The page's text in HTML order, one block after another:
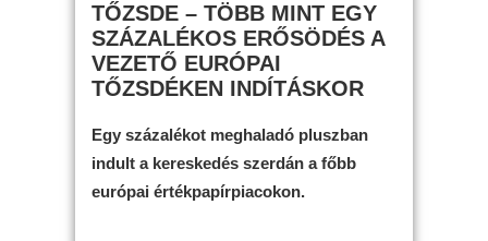
TŐZSDE – TÖBB MINT EGY
SZÁZALÉKOS ERŐSÖDÉS A
VEZETŐ EURÓPAI
TŐZSDÉKEN INDÍTÁSKOR
Egy százalékot meghaladó pluszban
indult a kereskedés szerdán a főbb
európai értékpapírpiacokon.